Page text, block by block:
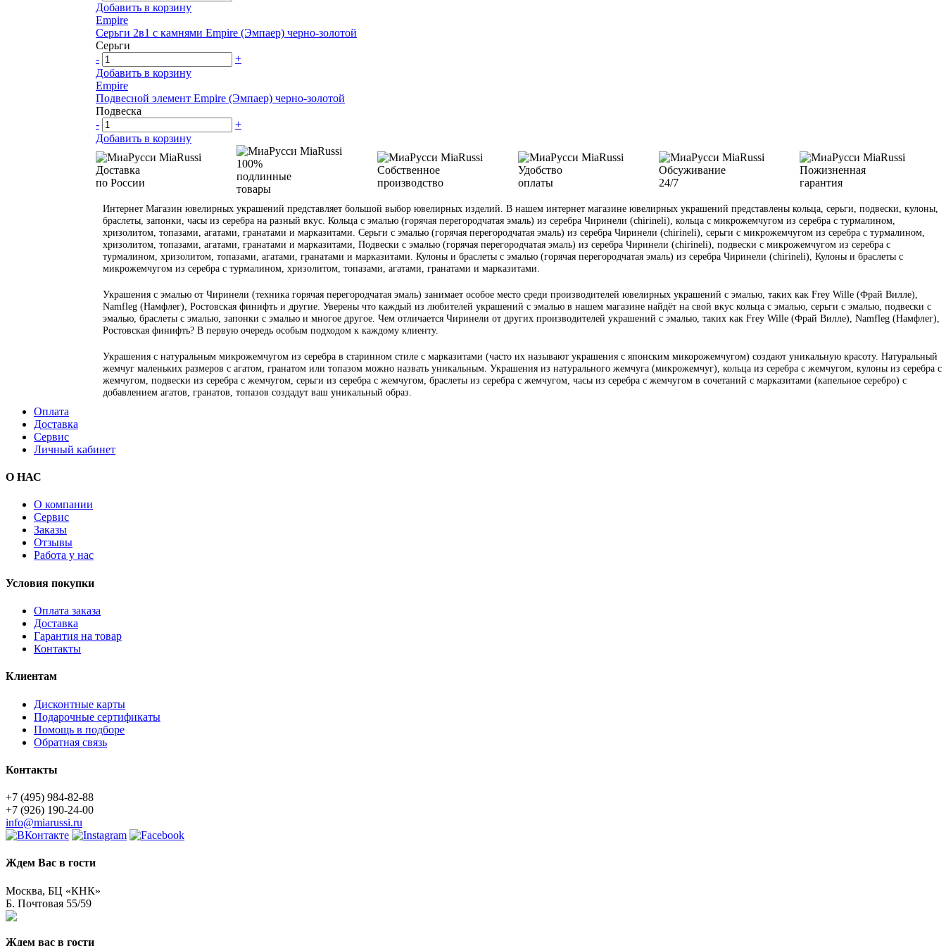
Добавить в корзину
Empire
Серьги 2в1 с камнями Empire (Эмпаер) черно-золотой
Серьги
-
+
Добавить в корзину
Empire
Подвесной элемент Empire (Эмпаер) черно-золотой
Подвеска
-
+
Добавить в корзину
Доставка
по России
100%
подлинные
товары
Собственное
производство
Удобство
оплаты
Обсуживание
24/7
Пожизненная
гарантия
Интернет Магазин ювелирных украшений представляет большой выбор ювелирных изделий. В нашем интернет магазине ювелирных украшений представлены кольца, серьги, подвески, кулоны,
браслеты, запонки, часы из серебра на разный вкус. Кольца с эмалью (горячая перегородчатая эмаль) из серебра Чиринели (chirineli), кольца с микрожемчугом из серебра с турмалином,
хризолитом, топазами, агатами, гранатами и марказитами. Серьги с эмалью (горячая перегородчатая эмаль) из серебра Чиринели (chirineli), серьги с микрожемчугом из серебра с турмалином,
хризолитом, топазами, агатами, гранатами и марказитами, Подвески с эмалью (горячая перегородчатая эмаль) из серебра Чиринели (chirineli), подвески с микрожемчугом из серебра с
турмалином, хризолитом, топазами, агатами, гранатами и марказитами. Кулоны и браслеты с эмалью (горячая перегородчатая эмаль) из серебра Чиринели (chirineli), Кулоны и браслеты с
микрожемчугом из серебра с турмалином, хризолитом, топазами, агатами, гранатами и марказитами.
Украшения с эмалью от Чиринели (техника горячая перегородчатая эмаль) занимает особое место среди производителей ювелирных украшений с эмалью, таких как Frey Wille (Фрай Вилле),
Namfleg (Намфлег), Ростовская финифть и другие. Уверены что каждый из любителей украшений с эмалью в нашем магазине найдёт на свой вкус кольца с эмалью, серьги с эмалью, подвески с
эмалью, браслеты с эмалью, запонки с эмалью и многое другое. Чем отличается Чиринели от других производителей украшений с эмалью, таких как Frey Wille (Фрай Вилле), Namfleg (Намфлег),
Ростовская финифть? В первую очередь особым подходом к каждому клиенту.
Украшения с натуральным микрожемчугом из серебра в старинном стиле с марказитами (часто их называют украшения с японским микорожемчугом) создают уникальную красоту. Натуральный
жемчуг маленьких размеров с агатом, гранатом или топазом можно назвать уникальным. Украшения из натурального жемчуга (микрожемчуг), кольца из серебра с жемчугом, кулоны из серебра с
жемчугом, подвески из серебра с жемчугом, серьги из серебра с жемчугом, браслеты из серебра с жемчугом, часы из серебра с жемчугом в сочетаний с марказитами (капельное серебро) с
добавлением агатов, гранатов, топазов создадут ваш уникальный образ.
Оплата
Доставка
Сервис
Личный кабинет
О НАС
О компании
Сервис
Заказы
Отзывы
Работа у нас
Условия покупки
Оплата заказа
Доставка
Гарантия на товар
Контакты
Клиентам
Дисконтные карты
Подарочные сертификаты
Помощь в подборе
Обратная связь
Контакты
+7 (495) 984-82-88
+7 (926) 190-24-00
info@miarussi.ru
Ждем Вас в гости
Москва, БЦ «КНК»
Б. Почтовая 55/59
Ждем вас в гости